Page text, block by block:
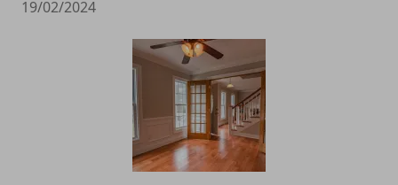
19/02/2024